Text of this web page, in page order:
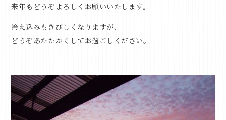
来年もどうぞよろしくお願いいたします。
冷え込みもきびしくなりますが、
どうぞあたたかくしてお過ごしください。